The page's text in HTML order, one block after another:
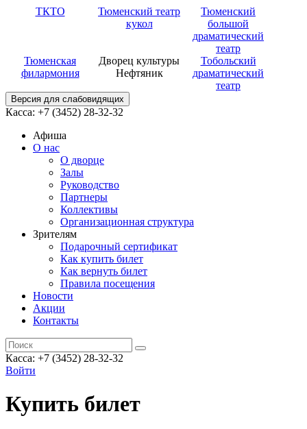
ТКТО
Тюменский театр
кукол
Тюменский
большой
драматический
театр
Тюменская
филармония
Дворец культуры
Нефтяник
Тобольский
драматический
театр
Версия для слабовидящих
Касса: +7 (3452) 28-32-32
Афиша
О нас
О дворце
Залы
Руководство
Партнеры
Коллективы
Организационная структура
Зрителям
Подарочный сертификат
Как купить билет
Как вернуть билет
Правила посещения
Новости
Акции
Контакты
Касса: +7 (3452) 28-32-32
Войти
Купить билет